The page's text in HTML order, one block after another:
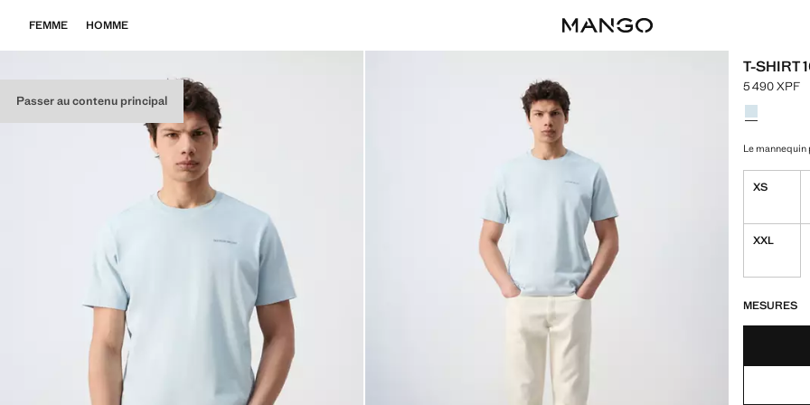
Passer au contenu principal
FEMME HOMME
T-SHIRT
Prix actuel
5 490 XPF
Choisissez
Couleur
Le mannequin
XS
XXL
MESURES